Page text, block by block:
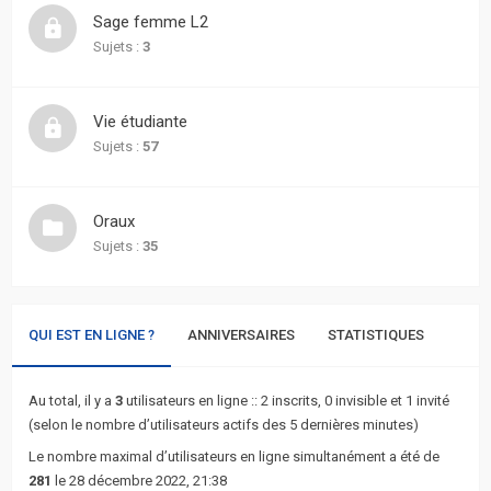
actifs
Recherche
avancée
L’équipe
Sage femme L2
Sujets : 3
Vie étudiante
Sujets : 57
Oraux
Sujets : 35
QUI EST EN LIGNE ? ANNIVERSAIRES STATISTIQUES
Au total, il y a 3 utilisateurs en ligne :: 2 inscrits, 0 invisible et 1 invité
(selon le nombre d’utilisateurs actifs des 5 dernières minutes)
Le nombre maximal d’utilisateurs en ligne simultanément a été de
281 le 28 décembre 2022, 21:38